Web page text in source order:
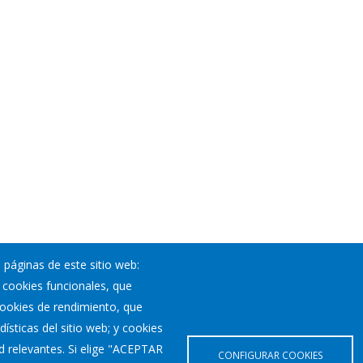
de este sitio web:
funcionales, que
de rendimiento, que
del sitio web; y cookies
Si elige "ACEPTAR
CONFIGURAR COOKIES
Corporación Municipal
Teléfonos de interés